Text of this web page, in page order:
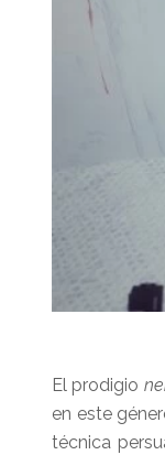
El prodigio
en este
técnica